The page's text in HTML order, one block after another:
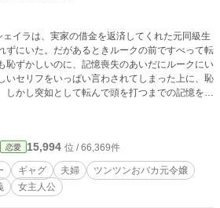
ェイラは、実家の借金を返済してくれた元同級生
ずにいた。だがあるときルークの前ですべって転
恥ずかしいのに、記憶喪失のあいだにルークにい
いセリフをいっぱい言わされてしまった上に、恥
しかし突如として転んで頭を打つまでの記憶を取
事も都合よく忘れるなどという展開が訪れなか
身悶えし―― 「記憶喪失になっていたあいだの
そうだ！ 記憶喪失のままのフリをしましょ
なエロは冒頭部のみ。♡喘ぎ、擬音、淫語、中
恋愛 15,994 位 / 66,369件
ギャグ 夫婦
ツンツンおバカ元令嬢
女主人公